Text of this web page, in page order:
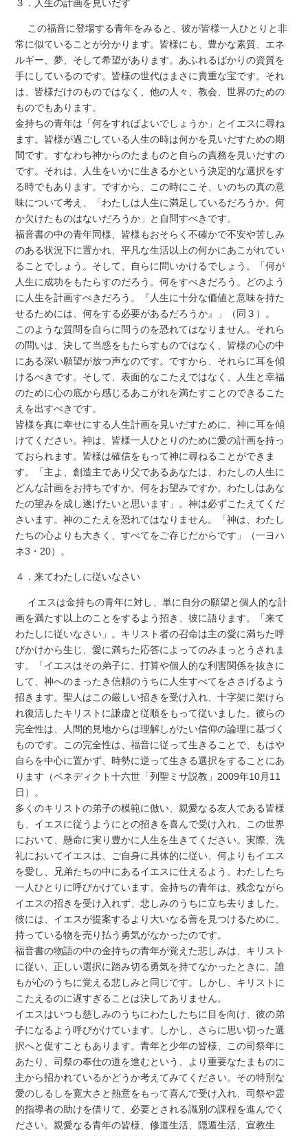
３．人生の計画を見いだす
この福音に登場する青年をみると、彼が皆様一人ひとりと非
常に似ていることが分かります。皆様にも、豊かな素質、エネ
ルギー、夢、そして希望があります。あふれるばかりの資質を
手にしているのです。皆様の世代はまさに貴重な宝です。それ
は、皆様だけのものではなく、他の人々、教会、世界のための
ものでもあります。
金持ちの青年は「何をすればよいでしょうか」とイエスに尋ね
ます。皆様が過ごしている人生の時は何かを見いだすための期
間です。すなわち神からのたまものと自らの責務を見いだすの
です。それは、人生をいかに生きるかという決定的な選択をす
る時でもあります。ですから、この時にこそ、いのちの真の意
味について考え、「わたしは人生に満足しているだろうか。何
か欠けたものはないだろうか」と自問すべきです。
福音書の中の青年同様、皆様もおそらく不確かで不安や苦しみ
のある状況下に置かれ、平凡な生活以上の何かにあこがれてい
ることでしょう。そして、自らに問いかけるでしょう。「何が
人生に成功をもたらすのだろう。何をすべきだろう。どのよう
に人生を計画すべきだろう。『人生に十分な価値と意味を持た
せるためには、何をする必要があるだろうか』」（同３）。
このような質問を自らに問うのを恐れてはなりません。それら
の問いは、決して当惑をもたらすものではなく、皆様の心の中
にある深い願望が放つ声なのです。ですから、それらに耳を傾
けるべきです。そして、表面的なこたえではなく、人生と幸福
のために心の底から感じるあこがれを満たすことのできるこた
えを出すべきです。
皆様を真に幸せにする人生計画を見いだすために、神に耳を傾
けてください。神は、皆様一人ひとりのために愛の計画を持っ
ておられます。皆様は確信をもって神に尋ねることができま
す。「主よ、創造主であり父であるあなたは、わたしの人生に
どんな計画をお持ちですか。何をお望みですか。わたしはあな
たの望みを成し遂げたいと思います」。神は必ずこたえてくだ
さいます。神のこたえを恐れてはなりません。「神は、わたし
たちの心よりも大きく、すべてをご存じだからです」（一ヨハ
ネ3・20）。
４．来てわたしに従いなさい
イエスは金持ちの青年に対し、単に自分の願望と個人的な計
画を満たす以上のことをするよう招き、彼に語ります。「来て
わたしに従いなさい」。キリスト者の召命は主の愛に満ちた呼
びかけから生じ、愛に満ちた応答によってのみまっとうされま
す。「イエスはその弟子に、打算や個人的な利害関係を抜きに
して、神へのまったき信頼のうちに人生すべてをささげるよう
招きます。聖人はこの厳しい招きを受け入れ、十字架に架けら
れ復活したキリストに謙虚と従順をもって従いました。彼らの
完全性は、人間的見地からは理解しがたい信仰の論理に基づく
ものです。この完全性は、福音に従って生きることで、もはや
自らを中心に置かず、時勢に逆って生きる選択をすることにあ
ります（ベネディクト十六世「列聖ミサ説教」2009年10月11
日）。
多くのキリストの弟子の模範に倣い、親愛なる友人である皆様
も、イエスに従うようにとの招きを喜んで受け入れ、この世界
において、懸命に実り豊かに人生を生きてください。実際、洗
礼においてイエスは、ご自身に具体的に従い、何よりもイエス
を愛し、兄弟たちの中にあるイエスに仕えるよう、わたしたち
一人ひとりに呼びかけています。金持ちの青年は、残念ながら
イエスの招きを受け入れず、悲しみのうちに立ち去りました。
彼には、イエスが提案するより大いなる善を見つけるために、
持っている物を売り払う勇気がなかったのです。
福音書の物語の中の金持ちの青年が覚えた悲しみは、キリスト
に従い、正しい選択に踏み切る勇気を持てなかったときに、誰
もが心のうちに覚える悲しみと同じです。しかし、キリストに
こたえるのに遅すぎることは決してありません。
イエスはいつも慈しみのうちにわたしたちに目を向け、彼の弟
子になるよう呼びかけています。しかし、さらに思い切った選
択へと促すこともあります。青年と少年の皆様、この司祭年に
あたり、司祭の奉仕の道を進むという、より重要なたまものに
主から招かれているかどうか考えてみてください。その特別な
愛のしるしを寛大さと熱意をもって喜んで受け入れ、司祭や霊
的指導者の助けを借りて、必要とされる識別の課程を進んでく
ださい。親愛なる青年の皆様、修道生活、隠遁生活、宣教生